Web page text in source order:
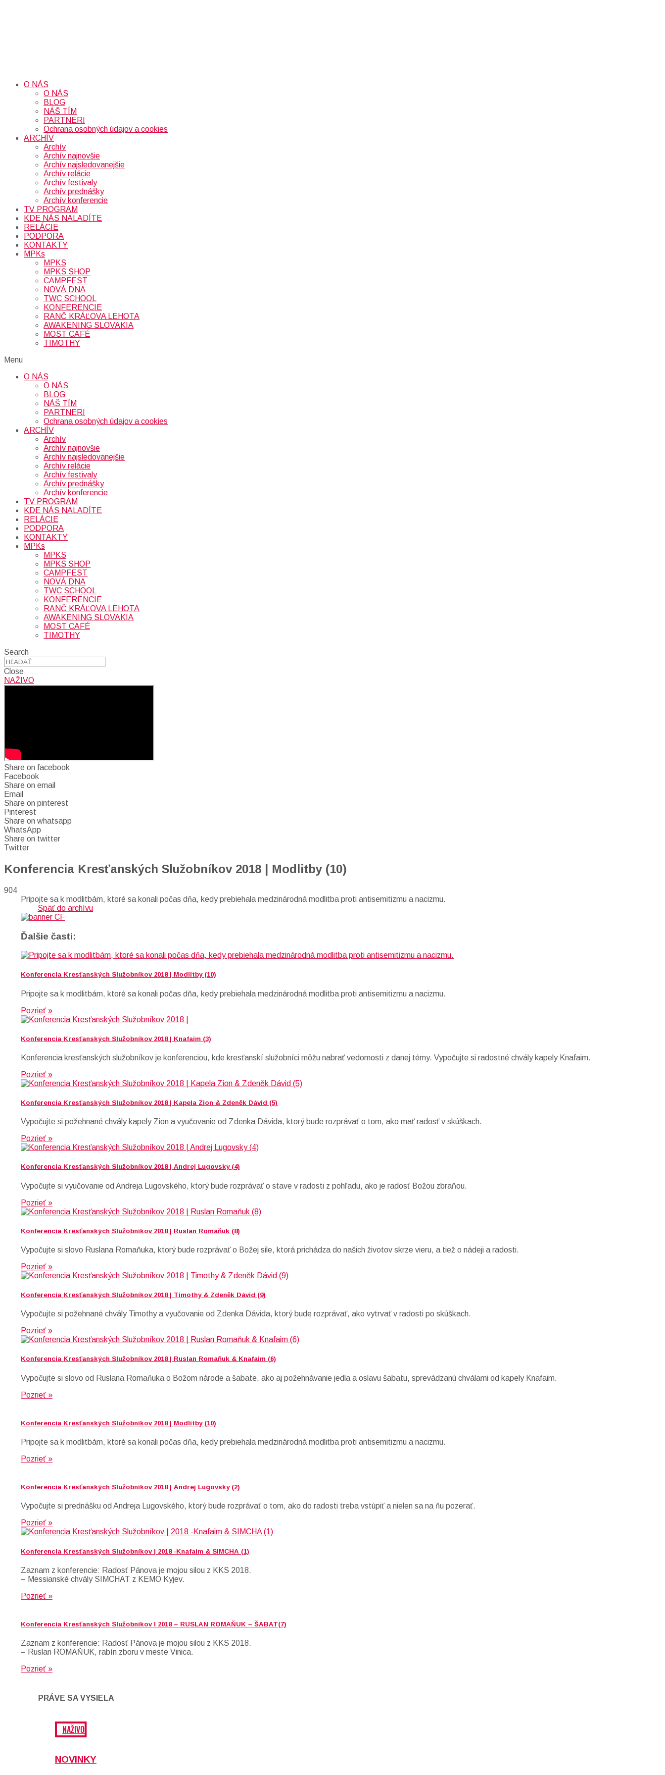
O NÁS
O NÁS
BLOG
NÁŠ TÍM
PARTNERI
Ochrana osobných údajov a cookies
ARCHÍV
Archív
Archív najnovšie
Archív najsledovanejšie
Archív relácie
Archív festivaly
Archív prednášky
Archív konferencie
TV PROGRAM
KDE NÁS NALADÍTE
RELÁCIE
PODPORA
KONTAKTY
MPKs
MPKS
MPKS SHOP
CAMPFEST
NOVÁ DNA
TWC SCHOOL
KONFERENCIE
RANČ KRÁĽOVA LEHOTA
AWAKENING SLOVAKIA
MOST CAFÉ
TIMOTHY
Menu
O NÁS
O NÁS
BLOG
NÁŠ TÍM
PARTNERI
Ochrana osobných údajov a cookies
ARCHÍV
Archív
Archív najnovšie
Archív najsledovanejšie
Archív relácie
Archív festivaly
Archív prednášky
Archív konferencie
TV PROGRAM
KDE NÁS NALADÍTE
RELÁCIE
PODPORA
KONTAKTY
MPKs
MPKS
MPKS SHOP
CAMPFEST
NOVÁ DNA
TWC SCHOOL
KONFERENCIE
RANČ KRÁĽOVA LEHOTA
AWAKENING SLOVAKIA
MOST CAFÉ
TIMOTHY
Search
Close
NAŽIVO
Share on facebook
Facebook
Share on email
Email
Share on pinterest
Pinterest
Share on whatsapp
WhatsApp
Share on twitter
Twitter
Konferencia Kresťanských Služobníkov 2018 | Modlitby (10)
904
Pripojte sa k modlitbám, ktoré sa konali počas dňa, kedy prebiehala medzinárodná modlitba proti antisemitizmu a nacizmu.
Späť do archívu
Ďalšie časti:
Konferencia Kresťanských Služobníkov 2018 | Modlitby (10)
Pripojte sa k modlitbám, ktoré sa konali počas dňa, kedy prebiehala medzinárodná modlitba proti antisemitizmu a nacizmu.
Pozrieť »
Konferencia Kresťanských Služobníkov 2018 | Knafaim (3)
Konferencia kresťanských služobníkov je konferenciou, kde kresťanskí služobníci môžu nabrať vedomosti z danej témy. Vypočujte si radostné chvály kapely Knafaim.
Pozrieť »
Konferencia Kresťanských Služobníkov 2018 | Kapela Zion & Zdeněk Dávid (5)
Vypočujte si požehnané chvály kapely Zion a vyučovanie od Zdenka Dávida, ktorý bude rozprávať o tom, ako mať radosť v skúškach.
Pozrieť »
Konferencia Kresťanských Služobníkov 2018 | Andrej Lugovsky (4)
Vypočujte si vyučovanie od Andreja Lugovského, ktorý bude rozprávať o stave v radosti z pohľadu, ako je radosť Božou zbraňou.
Pozrieť »
Konferencia Kresťanských Služobníkov 2018 | Ruslan Romaňuk (8)
Vypočujte si slovo Ruslana Romaňuka, ktorý bude rozprávať o Božej sile, ktorá prichádza do našich životov skrze vieru, a tiež o nádeji a radosti.
Pozrieť »
Konferencia Kresťanských Služobníkov 2018 | Timothy & Zdeněk Dávid (9)
Vypočujte si požehnané chvály Timothy a vyučovanie od Zdenka Dávida, ktorý bude rozprávať, ako vytrvať v radosti po skúškach.
Pozrieť »
Konferencia Kresťanských Služobníkov 2018 | Ruslan Romaňuk & Knafaim (6)
Vypočujte si slovo od Ruslana Romaňuka o Božom národe a šabate, ako aj požehnávanie jedla a oslavu šabatu, sprevádzanú chválami od kapely Knafaim.
Pozrieť »
Konferencia Kresťanských Služobníkov 2018 | Modlitby (10)
Pripojte sa k modlitbám, ktoré sa konali počas dňa, kedy prebiehala medzinárodná modlitba proti antisemitizmu a nacizmu.
Pozrieť »
Konferencia Kresťanských Služobníkov 2018 | Andrej Lugovsky (2)
Vypočujte si prednášku od Andreja Lugovského, ktorý bude rozprávať o tom, ako do radosti treba vstúpiť a nielen sa na ňu pozerať.
Pozrieť »
Konferencia Kresťanských Služobníkov | 2018 -Knafaim & SIMCHA (1)
Zaznam z konferencie: Radosť Pánova je mojou silou z KKS 2018.
– Messianské chvály SIMCHAT z KEMO Kyjev.
Pozrieť »
Konferencia Kresťanských Služobníkov I 2018 – RUSLAN ROMAŇUK – ŠABAT(7)
Zaznam z konferencie: Radosť Pánova je mojou silou z KKS 2018.
– Ruslan ROMAŇUK, rabín zboru v meste Vinica.
Pozrieť »
PRÁVE SA VYSIELA
NAŽIVO
NOVINKY